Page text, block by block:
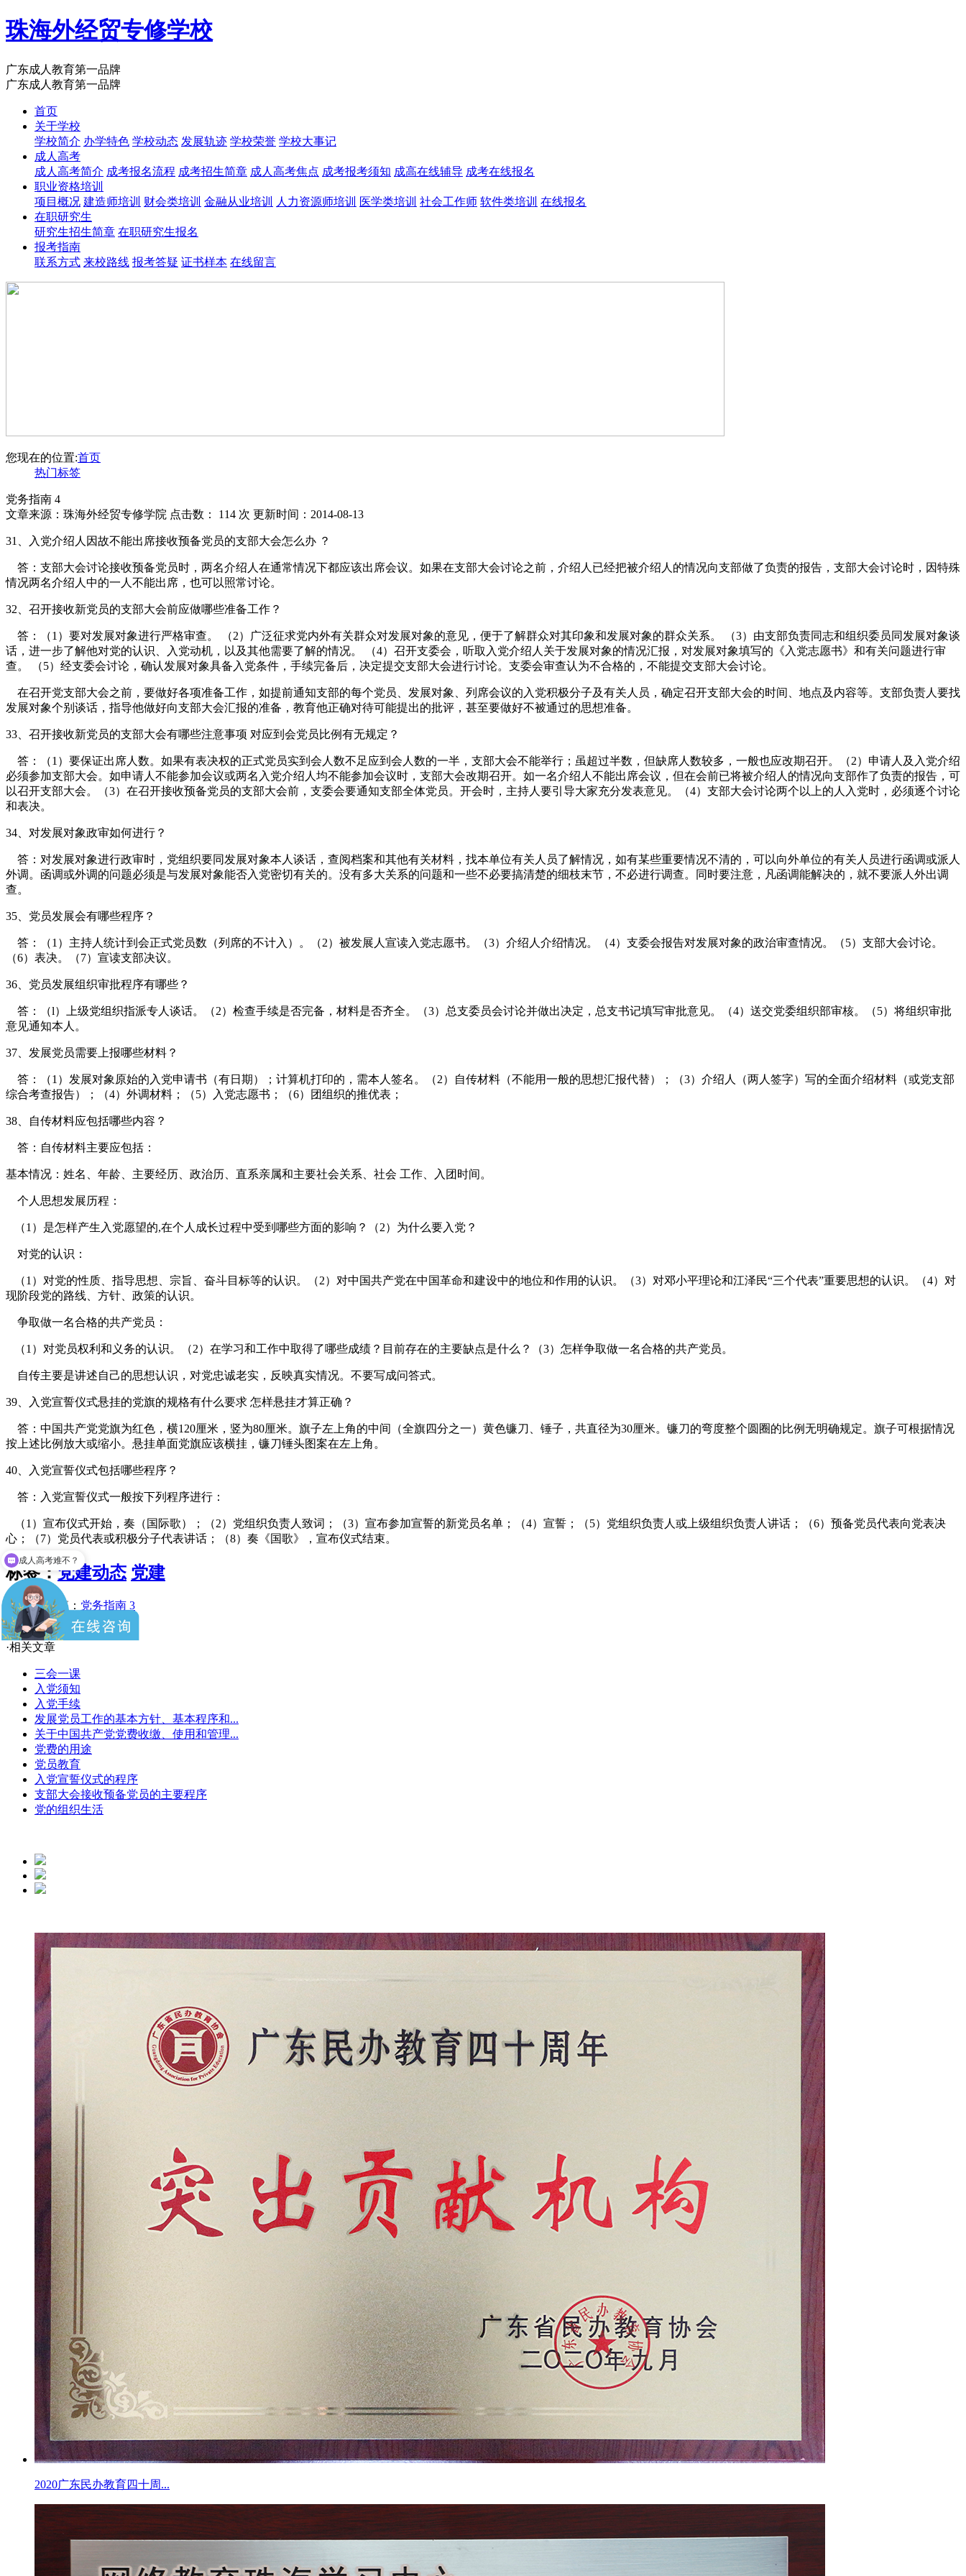
珠海外经贸专修学校
广东成人教育第一品牌
广东成人教育第一品牌
首页
关于学校
学校简介 办学特色 学校动态 发展轨迹 学校荣誉 学校大事记
成人高考
成人高考简介 成考报名流程 成考招生简章 成人高考焦点 成考报考须知 成高在线辅导 成考在线报名
职业资格培训
项目概况 建造师培训 财会类培训 金融从业培训 人力资源师培训 医学类培训 社会工作师 软件类培训 在线报名
在职研究生
研究生招生简章 在职研究生报名
报考指南
联系方式 来校路线 报考答疑 证书样本 在线留言
您现在的位置:首页
热门标签
党务指南 4
文章来源：珠海外经贸专修学院 点击数： 114 次 更新时间：2014-08-13
31、入党介绍人因故不能出席接收预备党员的支部大会怎么办 ？
答：支部大会讨论接收预备党员时，两名介绍人在通常情况下都应该出席会议。如果在支部大会讨论之前，介绍人已经把被介绍人的情况向支部做了负责的报告，支部大会讨论时，因特殊
情况两名介绍人中的一人不能出席，也可以照常讨论。
32、召开接收新党员的支部大会前应做哪些准备工作？
答：（1）要对发展对象进行严格审查。 （2）广泛征求党内外有关群众对发展对象的意见，便于了解群众对其印象和发展对象的群众关系。 （3）由支部负责同志和组织委员同发展对象谈
话，进一步了解他对党的认识、入党动机，以及其他需要了解的情况。 （4）召开支委会，听取入党介绍人关于发展对象的情况汇报，对发展对象填写的《入党志愿书》和有关问题进行审
查。 （5）经支委会讨论，确认发展对象具备入党条件，手续完备后，决定提交支部大会进行讨论。支委会审查认为不合格的，不能提交支部大会讨论。
在召开党支部大会之前，要做好各项准备工作，如提前通知支部的每个党员、发展对象、列席会议的入党积极分子及有关人员，确定召开支部大会的时间、地点及内容等。支部负责人要找
发展对象个别谈话，指导他做好向支部大会汇报的准备，教育他正确对待可能提出的批评，甚至要做好不被通过的思想准备。
33、召开接收新党员的支部大会有哪些注意事项 对应到会党员比例有无规定？
答：（1）要保证出席人数。如果有表决权的正式党员实到会人数不足应到会人数的一半，支部大会不能举行；虽超过半数，但缺席人数较多，一般也应改期召开。（2）申请人及入党介绍
必须参加支部大会。如申请人不能参加会议或两名入党介绍人均不能参加会议时，支部大会改期召开。如一名介绍人不能出席会议，但在会前已将被介绍人的情况向支部作了负责的报告，可
以召开支部大会。（3）在召开接收预备党员的支部大会前，支委会要通知支部全体党员。开会时，主持人要引导大家充分发表意见。（4）支部大会讨论两个以上的人入党时，必须逐个讨论
和表决。
34、对发展对象政审如何进行？
答：对发展对象进行政审时，党组织要同发展对象本人谈话，查阅档案和其他有关材料，找本单位有关人员了解情况，如有某些重要情况不清的，可以向外单位的有关人员进行函调或派人
外调。函调或外调的问题必须是与发展对象能否入党密切有关的。没有多大关系的问题和一些不必要搞清楚的细枝末节，不必进行调查。同时要注意，凡函调能解决的，就不要派人外出调
查。
35、党员发展会有哪些程序？
答：（1）主持人统计到会正式党员数（列席的不计入）。（2）被发展人宣读入党志愿书。（3）介绍人介绍情况。（4）支委会报告对发展对象的政治审查情况。（5）支部大会讨论。
（6）表决。（7）宣读支部决议。
36、党员发展组织审批程序有哪些？
答：（l）上级党组织指派专人谈话。（2）检查手续是否完备，材料是否齐全。（3）总支委员会讨论并做出决定，总支书记填写审批意见。（4）送交党委组织部审核。（5）将组织审批
意见通知本人。
37、发展党员需要上报哪些材料？
答：（1）发展对象原始的入党申请书（有日期）；计算机打印的，需本人签名。（2）自传材料（不能用一般的思想汇报代替）；（3）介绍人（两人签字）写的全面介绍材料（或党支部
综合考查报告）；（4）外调材料；（5）入党志愿书；（6）团组织的推优表；
38、自传材料应包括哪些内容？
答：自传材料主要应包括：
基本情况：姓名、年龄、主要经历、政治历、直系亲属和主要社会关系、社会 工作、入团时间。
个人思想发展历程：
（1）是怎样产生入党愿望的,在个人成长过程中受到哪些方面的影响？（2）为什么要入党？
对党的认识：
（1）对党的性质、指导思想、宗旨、奋斗目标等的认识。（2）对中国共产党在中国革命和建设中的地位和作用的认识。（3）对邓小平理论和江泽民“三个代表”重要思想的认识。（4）对
现阶段党的路线、方针、政策的认识。
争取做一名合格的共产党员：
（1）对党员权利和义务的认识。（2）在学习和工作中取得了哪些成绩？目前存在的主要缺点是什么？（3）怎样争取做一名合格的共产党员。
自传主要是讲述自己的思想认识，对党忠诚老实，反映真实情况。不要写成问答式。
39、入党宣誓仪式悬挂的党旗的规格有什么要求 怎样悬挂才算正确？
答：中国共产党党旗为红色，横120厘米，竖为80厘米。旗子左上角的中间（全旗四分之一）黄色镰刀、锤子，共直径为30厘米。镰刀的弯度整个圆圈的比例无明确规定。旗子可根据情况
按上述比例放大或缩小。悬挂单面党旗应该横挂，镰刀锤头图案在左上角。
40、入党宣誓仪式包括哪些程序？
答：入党宣誓仪式一般按下列程序进行：
（1）宣布仪式开始，奏（国际歌）；（2）党组织负责人致词；（3）宣布参加宣誓的新党员名单；（4）宣誓；（5）党组织负责人或上级组织负责人讲话；（6）预备党员代表向党表决
心；（7）党员代表或积极分子代表讲话；（8）奏《国歌》，宣布仪式结束。
标签： 党建动态 党建
上一篇： 党务指南 3
下一篇：党务指南 5
·相关文章
三会一课
入党须知
入党手续
发展党员工作的基本方针、基本程序和...
关于中国共产党党费收缴、使用和管理...
党费的用途
党员教育
入党宣誓仪式的程序
支部大会接收预备党员的主要程序
党的组织生活
2020广东民办教育四十周...
现在有那些专业可以报？